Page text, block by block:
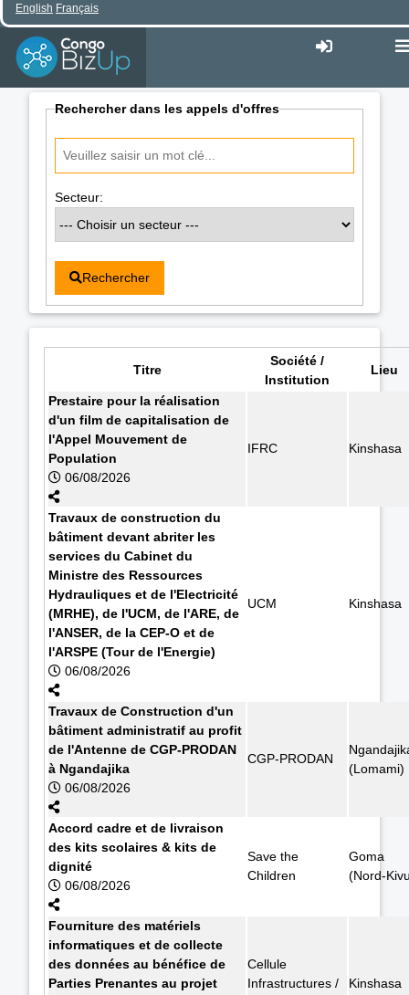
English Français
Rechercher dans les appels d'offres
Secteur:
Rechercher
Titre
Société /
Institution
Lieu
Prestaire pour la réalisation
d'un film de capitalisation de
l'Appel Mouvement de
Population
06/08/2026
IFRC Kinshasa
Travaux de construction du
bâtiment devant abriter les
services du Cabinet du
Ministre des Ressources
Hydrauliques et de l'Electricité
(MRHE), de l'UCM, de l'ARE, de
l'ANSER, de la CEP-O et de
l'ARSPE (Tour de l'Energie)
06/08/2026
UCM Kinshasa
Travaux de Construction d'un
bâtiment administratif au profit
de l'Antenne de CGP-PRODAN
à Ngandajika
06/08/2026
CGP-PRODAN
(Lomami)
Accord cadre et de livraison
des kits scolaires & kits de
dignité
06/08/2026
Save the
Children
Goma
(Nord-
Fourniture des matériels
informatiques et de collecte
des données au bénéfice de
Parties Prenantes au projet
Cellule
Infrastructures /
Kinshasa